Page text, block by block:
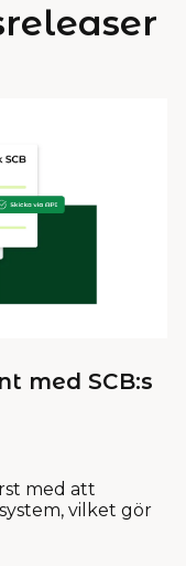
med SCB:s
med att
vilket gör